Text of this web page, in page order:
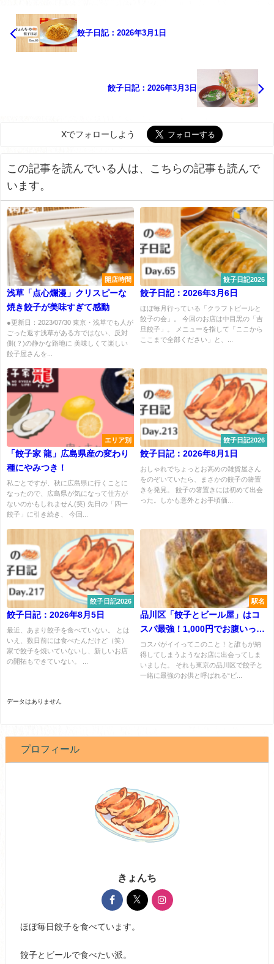
餃子日記：2026年3月1日
餃子日記：2026年3月3日
Xでフォローしよう
この記事を読んでいる人は、こちらの記事も読んで
います。
開店時間
浅草「点心爛漫」クリスピーな
焼き餃子が美味すぎて感動
●更新日：2023/07/30 東京・浅草でも人が
ごった返す浅草がある方ではない、反対
側(？)の静かな路地に 美味しくて楽しい
餃子屋さんを...
餃子日記2026
餃子日記：2026年3月6日
ほぼ毎月行っている「クラフトビールと
餃子の会」。 今回のお店は中目黒の「吉
旦餃子」。 メニューを指して「ここから
ここまで全部ください」と、...
エリア別
「餃子家 龍」広島県産の変わり
種にやみつき！
私ごとですが、秋に広島県に行くことに
なったので、広島県が気になって仕方が
ないのかもしれません(笑) 先日の「四一
餃子」に引き続き、 今回...
餃子日記2026
餃子日記：2026年8月1日
おしゃれでちょっとお高めの雑貨屋さん
をのぞいていたら、まさかの餃子の箸置
きを発見。 餃子の箸置きには初めて出会
った。しかも意外とお手頃価...
餃子日記2026
餃子日記：2026年8月5日
最近、あまり餃子を食べていない。 とは
いえ、数日前には食べたんだけど（笑）
家で餃子を焼いていないし、新しいお店
の開拓もできていない。 ...
駅名
品川区「餃子とビール屋」はコ
スパ最強！1,000円でお腹いっぱ
い食べよう。
コスパがイイってこのこと！と誰もが納
得してしまうようなお店に出会ってしま
いました。 それも東京の品川区で餃子と
一緒に最強のお供と呼ばれる“ビ...
データはありません
プロフィール
きょんち
ほぼ毎日餃子を食べています。
餃子とビールで食べたい派。